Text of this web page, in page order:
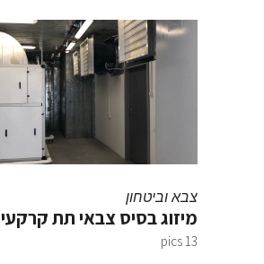
צבא וביטחון
מיזוג בסיס צבאי תת קרקעי
13 pics